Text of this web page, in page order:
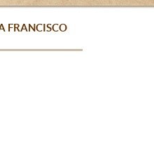
FRANCISCO